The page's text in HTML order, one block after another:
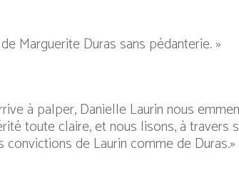
Marguerite Duras sans pédanterie. »
à palper, Danielle Laurin nous
toute claire, et nous lisons, à
de Laurin comme de Duras.»